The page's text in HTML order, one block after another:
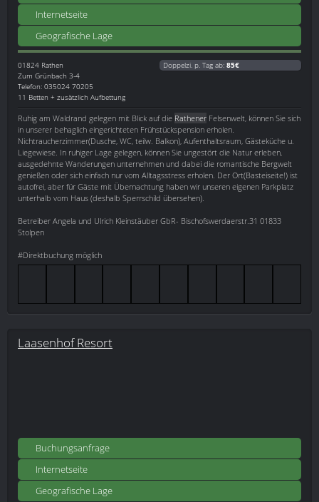
Internetseite
Geografische Lage
01824 Rathen
Zum Grünbach 3-4
Telefon: 035024 70205
11 Betten + zusätzlich Aufbettung
Doppelzi. p. Tag ab: 85€
Ruhig am Waldrand gelegen mit Blick auf die Rathener Felsenwelt, können Sie sich
in unserer behaglich eingerichteten Frühstückspension erholen.
Nichtraucherzimmer(Dusche, WC, teilw. Balkon), Aufenthaltsraum, Gästeküche u.
Liegewiese. In ruhiger Lage gelegen, können Sie ungestört die Natur erleben,
ausgedehnte Wanderungen unternehmen und dabei die romantische Bergwelt
genießen oder sich einfach nur vom Alltagsstress erholen. Der Ort(Basteiseite!) ist
autofrei, aber für Gäste mit Übernachtung haben wir unseren eigenen Parkplatz
unterhalb vom Haus (deshalb Sperrschild übersehen).
Betreiber Angela und Ulrich Kleinstäuber GbR- Bischofswerdaerstr.31 01833
Stolpen
#Direktbuchung möglich
Laasenhof Resort
Buchungsanfrage
Internetseite
Geografische Lage